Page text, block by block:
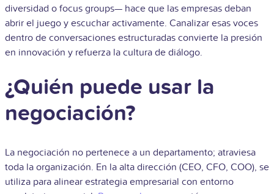
diversidad o focus groups— hace que las empresas deban
abrir el juego y escuchar activamente. Canalizar esas voces
dentro de conversaciones estructuradas convierte la presión
en innovación y refuerza la cultura de diálogo.
¿Quién puede usar la
negociación?
La negociación no pertenece a un departamento; atraviesa
toda la organización. En la alta dirección (CEO, CFO, COO), se
utiliza para alinear estrategia empresarial con entorno